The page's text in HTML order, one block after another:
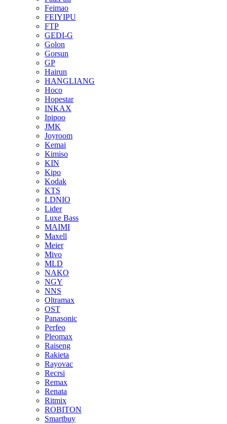
Feimao
FEIYIPU
FTP
GEDI-G
Golon
Gorsun
GP
Hairun
HANGLIANG
Hoco
Hopestar
INKAX
Ipipoo
JMK
Joyroom
Kemai
Kimiso
KIN
Kipo
Kodak
KTS
LDNIO
Lider
Luxe Bass
MAIMI
Maxell
Meier
Mivo
MLD
NAKO
NGY
NNS
Oltramax
OST
Panasonic
Perfeo
Pleomax
Raiseng
Rakieta
Rayovac
Recrsi
Remax
Renata
Ritmix
ROBITON
Smartbuy